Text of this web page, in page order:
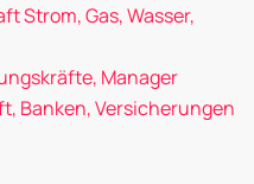
Strom, Gas, Wasser,
Manager
Banken, Versicherungen